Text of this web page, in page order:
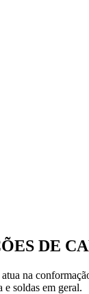
DE
atua na
e soldas em geral.